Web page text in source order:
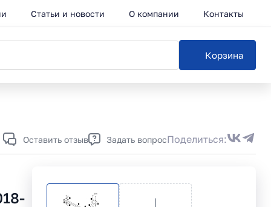
Статьи и новости О компании Контакты
Корзина
Оставить отзыв Задать вопросПоделиться: